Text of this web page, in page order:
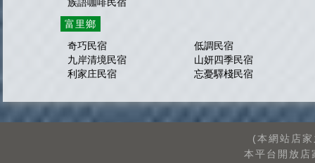
富里鄉
奇巧民宿
低調民宿
九岸清境民宿
山妍四季民宿
利家庄民宿
忘憂驛棧民宿
(本網站店
本平台開放店